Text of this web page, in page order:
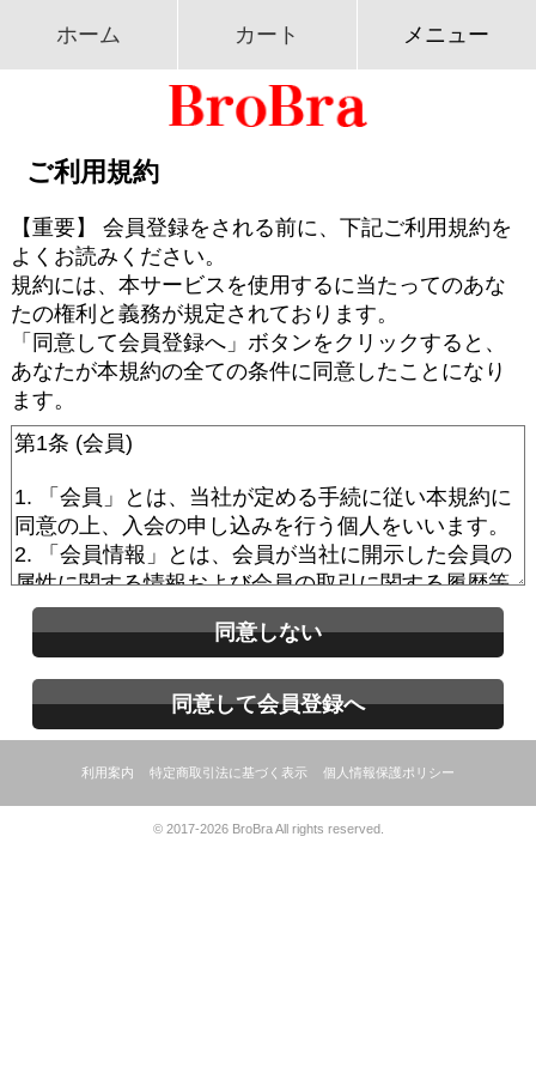
ホーム カート メニュー
ご利用規約
【重要】 会員登録をされる前に、下記ご利用規約を
よくお読みください。
規約には、本サービスを使用するに当たってのあな
たの権利と義務が規定されております。
「同意して会員登録へ」ボタンをクリックすると、
あなたが本規約の全ての条件に同意したことになり
ます。
同意しない
同意して会員登録へ
利用案内 特定商取引法に基づく表示 個人情報保護ポリシー
© 2017-2026 BroBra All rights reserved.